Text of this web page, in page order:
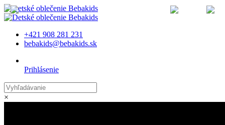
+421 908 281 231
bebakids@bebakids.sk
Prihlásenie
×